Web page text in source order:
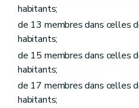
Titre II
Art. L1221-1
Chapitre II
Art. L1222-1
Art. L1222-3
habitants;
de 13 membres dans celles
habitants;
de 15 membres dans celles
habitants;
de 17 membres dans celles
habitants;